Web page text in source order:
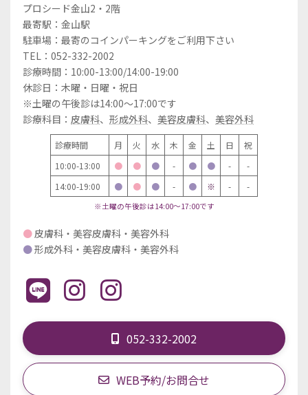
プロシード金山2・2階
最寄駅：金山駅
駐車場：最寄のコインパーキングをご利用下さい
TEL：052-332-2002
診療時間：10:00-13:00/14:00-19:00
休診日：木曜・日曜・祝日
※土曜の午後診は14:00～17:00です
診療科目： 皮膚科、 形成外科、 美容皮膚科、 美容外科
診療時間 月 火 水 木 金 土 日
祝
10:00-13:00
● ● ● - ● ● -
-
14:00-19:00
● ● ● - ● ※ - -
※土曜の午後診は14:00～17:00です
● 皮膚科・美容皮膚科・美容外科
●形成外科・美容皮膚科・美容外科
052-332-2002
WEB予約/お問合せ